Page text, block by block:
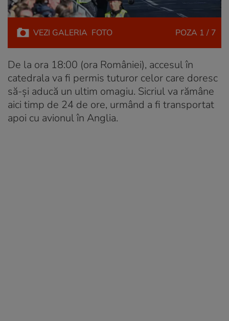
VEZI GALERIA FOTO POZA 1 / 7
De la ora 18:00 (ora României), accesul în
catedrala va fi permis tuturor celor care doresc
să-și aducă un ultim omagiu. Sicriul va rămâne
aici timp de 24 de ore, urmând a fi transportat
apoi cu avionul în Anglia.